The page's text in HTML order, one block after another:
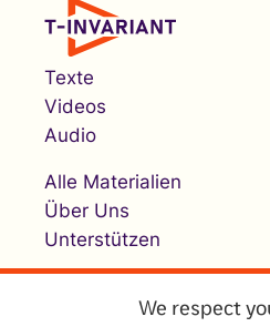
Texte
Videos
Audio
Alle Materialien
Über Uns
Unterstützen
We respect